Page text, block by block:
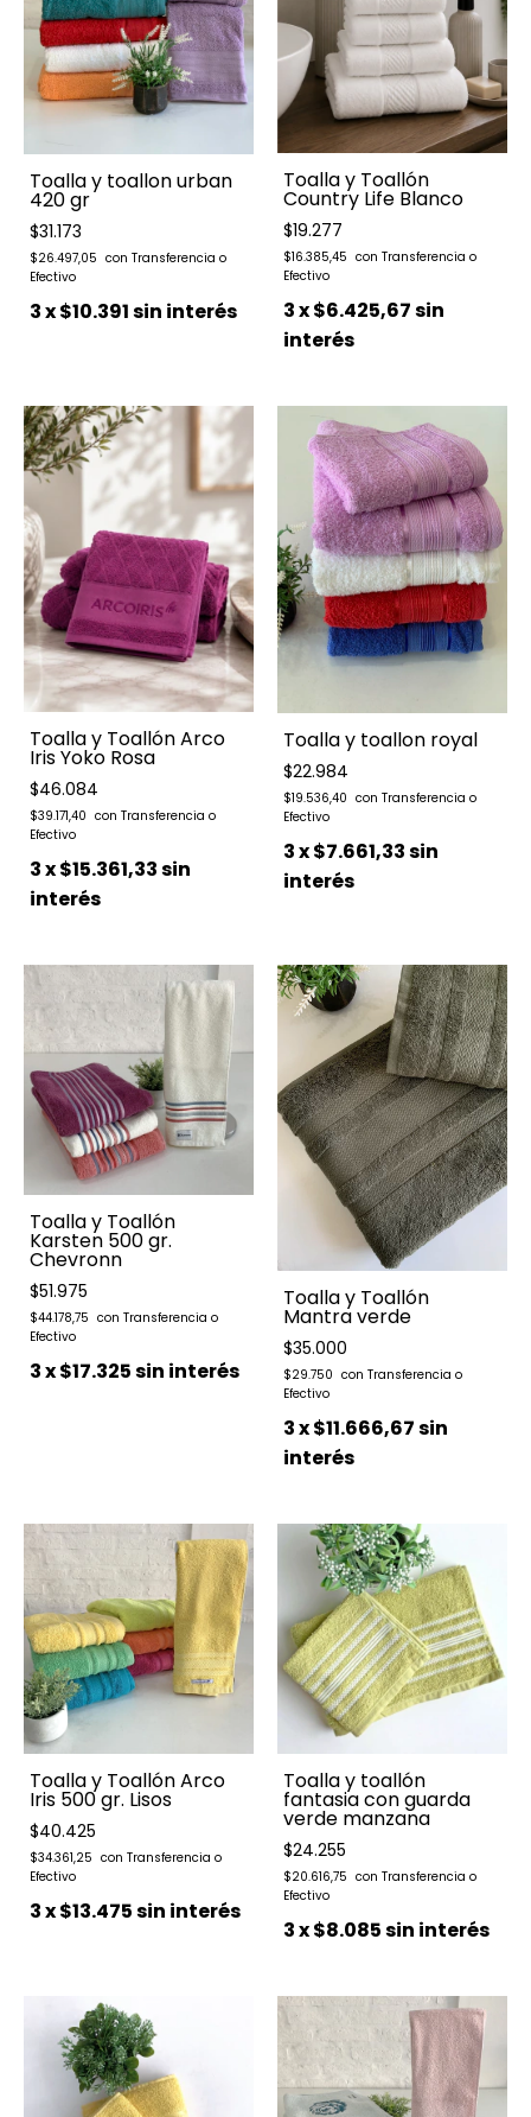
Toalla y toallon urban
420 gr
$31.173
$26.497,05
3x$10.391sin interés
Toalla y Toallón
Country Life Blanco
$19.277
$16.385,45
3x$6.425,67sin
interés
Toalla y Toallón Arco
Iris Yoko Rosa
$46.084
$39.171,40
3x$15.361,33sin
interés
Toalla y toallon royal
$22.984
$19.536,40
3x$7.661,33sin
interés
Toalla y Toallón
Karsten 500 gr.
Chevronn
$51.975
$44.178,75
3x$17.325sin interés
Toalla y Toallón
Mantra verde
$35.000
$29.750
3x$11.666,67sin
interés
Toalla y Toallón Arco
Iris 500 gr. Lisos
$40.425
$34.361,25
3x$13.475sin interés
Toalla y toallón
fantasia con guarda
verde manzana
$24.255
$20.616,75
3x$8.085sin interés